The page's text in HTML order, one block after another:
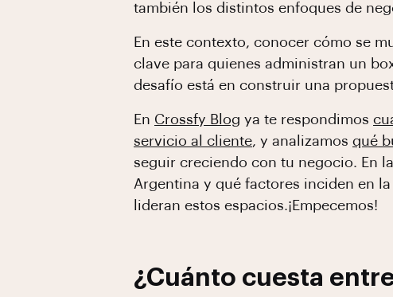
también los distintos enfoques de
En este contexto, conocer cómo se
clave para quienes administran un
desafío está en construir una
En Crossfy Blog ya te respondimos
servicio al cliente, y analizamos qué
seguir creciendo con tu negocio. En
Argentina y qué factores inciden en
lideran estos espacios.¡Empecemos!
¿Cuánto cuesta